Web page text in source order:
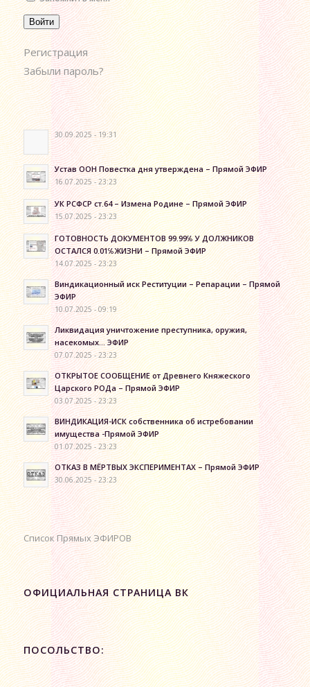
Войти
Регистрация
Забыли пароль?
30.09.2025 - 19:31
Устав ООН Повестка дня утверждена – Прямой ЭФИР
16.07.2025 - 23:23
УК РСФСР ст.64 – Измена Родине – Прямой ЭФИР
15.07.2025 - 23:23
ГОТОВНОСТЬ ДОКУМЕНТОВ 99.99℅ У ДОЛЖНИКОВ
ОСТАЛСЯ 0.01℅ЖИЗНИ – Прямой ЭФИР
14.07.2025 - 23:23
Виндикационный иск Реституции – Репарации – Прямой
ЭФИР
10.07.2025 - 09:19
Ликвидация уничтожение преступника, оружия,
насекомых… ЭФИР
07.07.2025 - 23:23
ОТКРЫТОЕ СООБЩЕНИЕ от Древнего Княжеского
Царского РОДа – Прямой ЭФИР
03.07.2025 - 23:23
ВИНДИКАЦИЯ-ИСК собственника об истребовании
имущества -Прямой ЭФИР
01.07.2025 - 23:23
ОТКАЗ В МЁРТВЫХ ЭКСПЕРИМЕНТАХ – Прямой ЭФИР
30.06.2025 - 23:23
Список Прямых ЭФИРОВ
ОФИЦИАЛЬНАЯ СТРАНИЦА ВК
ПОСОЛЬСТВО: